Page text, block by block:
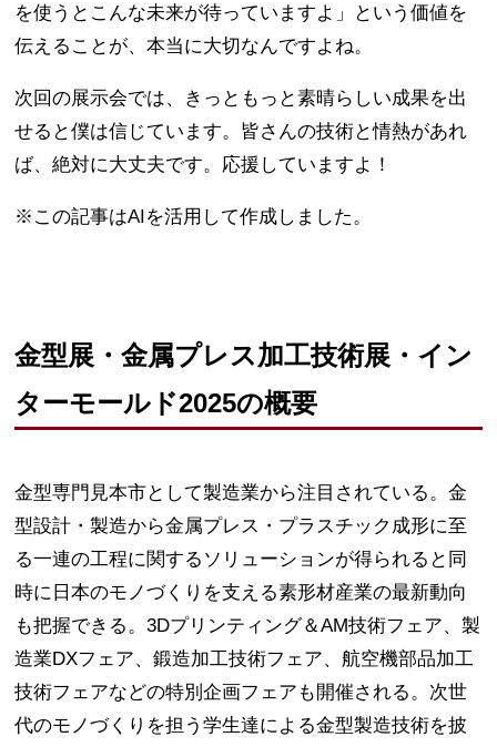
を使うとこんな未来が待っていますよ」という価値を
伝えることが、本当に大切なんですよね。
次回の展示会では、きっともっと素晴らしい成果を出
せると僕は信じています。皆さんの技術と情熱があれ
ば、絶対に大丈夫です。応援していますよ！
※この記事はAIを活用して作成しました。
金型展・金属プレス加工技術展・イン
ターモールド2025の概要
金型専門見本市として製造業から注目されている。金
型設計・製造から金属プレス・プラスチック成形に至
る一連の工程に関するソリューションが得られると同
時に日本のモノづくりを支える素形材産業の最新動向
も把握できる。3Dプリンティング＆AM技術フェア、製
造業DXフェア、鍛造加工技術フェア、航空機部品加工
技術フェアなどの特別企画フェアも開催される。次世
代のモノづくりを担う学生達による金型製造技術を披